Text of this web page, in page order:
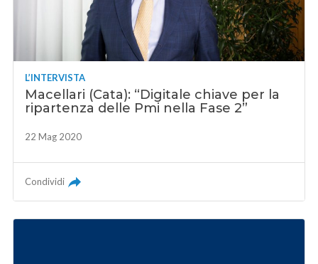
L’INTERVISTA
Macellari (Cata): “Digitale chiave per la
ripartenza delle Pmi nella Fase 2”
22 Mag 2020
Condividi